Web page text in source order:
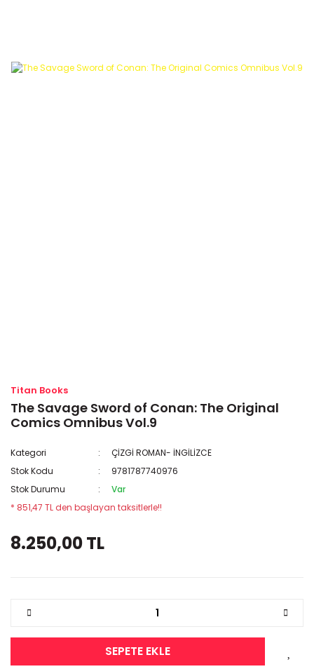
Titan Books
The Savage Sword of Conan: The Original
Comics Omnibus Vol.9
Kategori
ÇİZGİ ROMAN- İNGİLİZCE
Stok Kodu
9781787740976
Stok Durumu
Var
* 851,47 TL den başlayan taksitlerle!!
8.250,00 TL
SEPETE EKLE